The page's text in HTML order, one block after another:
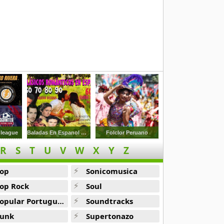
Baladas En Espanol De Los 60s 70s 80s Folclor Peruano
R S T U V W X Y Z
Rock
Portuguesa
Sonicomusica
Soul
Soundtracks
Supertonazo